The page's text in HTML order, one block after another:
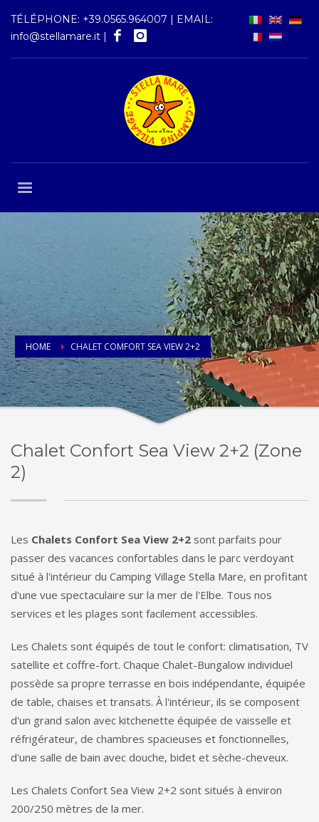
TÉLÉPHONE: +39.0565.964007 | EMAIL:
info@stellamare.it |
HOME CHALET COMFORT SEA VIEW 2+2
Chalet Confort Sea View 2+2 (Zone
2)
Les Chalets Confort Sea View 2+2 sont parfaits pour
passer des vacances confortables dans le parc verdoyant
situé à l'intérieur du Camping Village Stella Mare, en profitant
d'une vue spectaculaire sur la mer de l'Elbe. Tous nos
services et les plages sont facilement accessibles.
Les Chalets sont équipés de tout le confort: climatisation, TV
satellite et coffre-fort. Chaque Chalet-Bungalow individuel
possède sa propre terrasse en bois indépendante, équipée
de table, chaises et transats. À l'intérieur, ils se composent
d'un grand salon avec kitchenette équipée de vaisselle et
réfrigérateur, de chambres spacieuses et fonctionnelles,
d'une salle de bain avec douche, bidet et sèche-cheveux.
Les Chalets Confort Sea View 2+2 sont situés à environ
200/250 mètres de la mer.